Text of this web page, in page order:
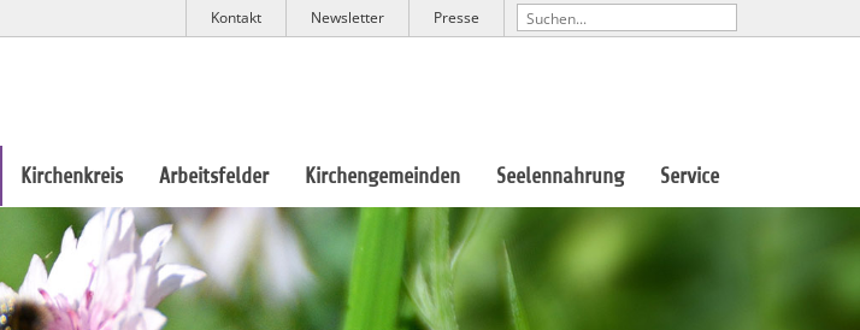
Presse
Newsletter
Kontakt
Kirchenkreis Arbeitsfelder Kirchengemeinden Seelennahrung Service